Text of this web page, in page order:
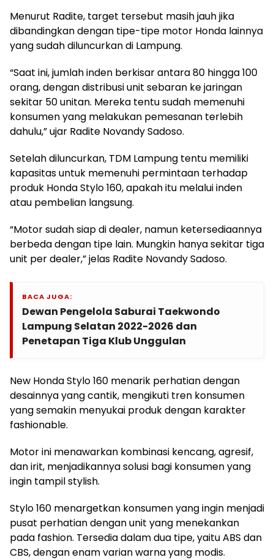
Menurut Radite, target tersebut masih jauh jika
dibandingkan dengan tipe-tipe motor Honda lainnya
yang sudah diluncurkan di Lampung.
“Saat ini, jumlah inden berkisar antara 80 hingga 100
orang, dengan distribusi unit sebaran ke jaringan
sekitar 50 unitan. Mereka tentu sudah memenuhi
konsumen yang melakukan pemesanan terlebih
dahulu,” ujar Radite Novandy Sadoso.
Setelah diluncurkan, TDM Lampung tentu memiliki
kapasitas untuk memenuhi permintaan terhadap
produk Honda Stylo 160, apakah itu melalui inden
atau pembelian langsung.
“Motor sudah siap di dealer, namun ketersediaannya
berbeda dengan tipe lain. Mungkin hanya sekitar tiga
unit per dealer,” jelas Radite Novandy Sadoso.
BACA JUGA:
Dewan Pengelola Saburai Taekwondo
Lampung Selatan 2022-2026 dan
Penetapan Tiga Klub Unggulan
New Honda Stylo 160 menarik perhatian dengan
desainnya yang cantik, mengikuti tren konsumen
yang semakin menyukai produk dengan karakter
fashionable.
Motor ini menawarkan kombinasi kencang, agresif,
dan irit, menjadikannya solusi bagi konsumen yang
ingin tampil stylish.
Stylo 160 menargetkan konsumen yang ingin menjadi
pusat perhatian dengan unit yang menekankan
pada fashion. Tersedia dalam dua tipe, yaitu ABS dan
CBS, dengan enam varian warna yang modis.